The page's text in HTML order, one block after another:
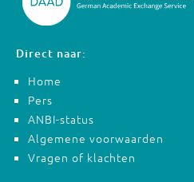
Direct naar:
Home
Pers
ANBI-status
Algemene voorwaarden
Vragen of klachten